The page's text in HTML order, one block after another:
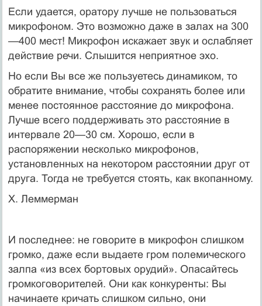
Если удается, оратору лучше не пользоваться
микро­фоном. Это возможно даже в залах на 300
—400 мест! Мик­рофон искажает звук и ослабляет
действие речи. Слышит­ся неприятное эхо.
Но если Вы все же пользуетесь динамиком, то
обра­тите внимание, чтобы сохранять более или
менее посто­янное расстояние до микрофона.
Лучше всего поддержи­вать это расстояние в
интервале 20—30 см. Хорошо, если в
распоряжении несколько микрофонов,
установленных на некотором расстоянии друг от
друга. Тогда не требу­ется стоять, как вкопанному.
X. Леммерман
И последнее: не говорите в микрофон слишком
гром­ко, даже если выдаете гром полемического
залпа «из всех бортовых орудий». Опасайтесь
громкоговорителей. Они как конкуренты: Вы
начинаете кричать слишком сильно, они